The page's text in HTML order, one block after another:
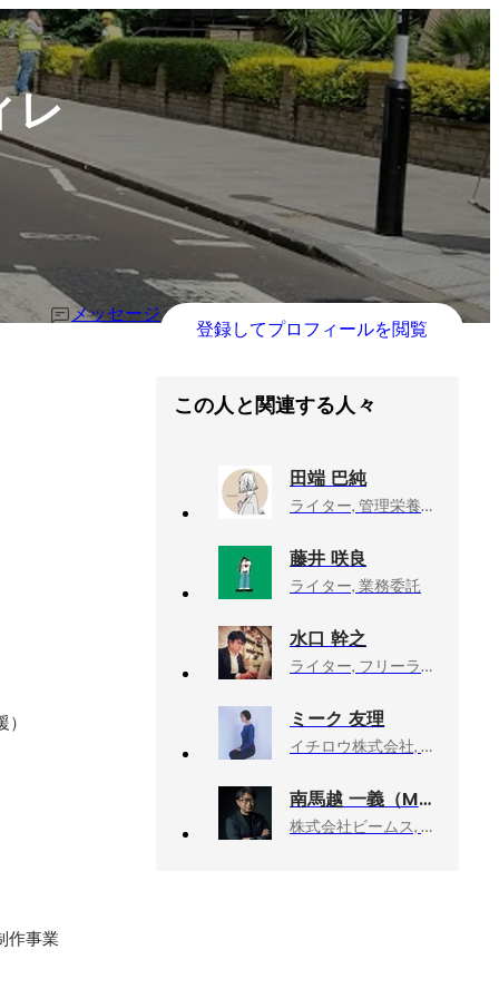
レ
メッセージ
登録してプロフィールを閲覧
作事業
この人と関連する人々
田端 巴純
ライター, 管理栄養士、ファッション、コスメ系など
藤井 咲良
ライター, 業務委託
水口 幹之
ライター, フリーランス
ミーク 友理
イチロウ株式会社, UXチーム
南馬越 一義（MAGO）
株式会社ビームス, ディレクターズルーム エグゼクティブディレクター